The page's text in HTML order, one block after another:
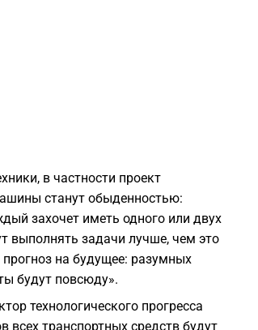
в частности проект
станут обыденностью:
захочет иметь одного или двух
выполнять задачи лучше, чем это
на будущее: разумных
будут повсюду».
технологического прогресса
всех транспортных средств будут